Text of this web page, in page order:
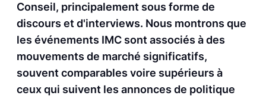
Conseil, principalement sous forme de
discours et d'interviews. Nous montrons que
les événements IMC sont associés à des
mouvements de marché significatifs,
souvent comparables voire supérieurs à
ceux qui suivent les annonces de politique